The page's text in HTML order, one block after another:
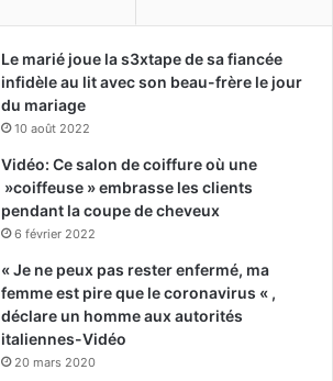
Le marié joue la s3xtape de sa fiancée
infidèle au lit avec son beau-frère le jour
du mariage
10 août 2022
Vidéo: Ce salon de coiffure où une
»coiffeuse » embrasse les clients
pendant la coupe de cheveux
6 février 2022
« Je ne peux pas rester enfermé, ma
femme est pire que le coronavirus « ,
déclare un homme aux autorités
italiennes-Vidéo
20 mars 2020